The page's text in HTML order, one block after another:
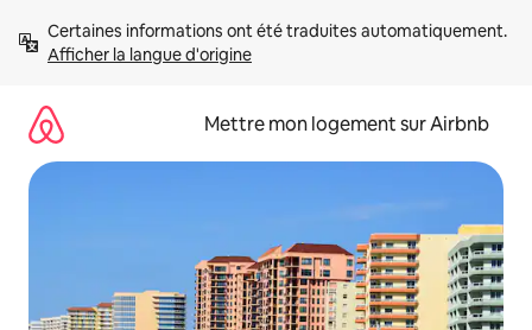
directement
Afficher la langue d'origine
Mettre mon logement sur Airbnb